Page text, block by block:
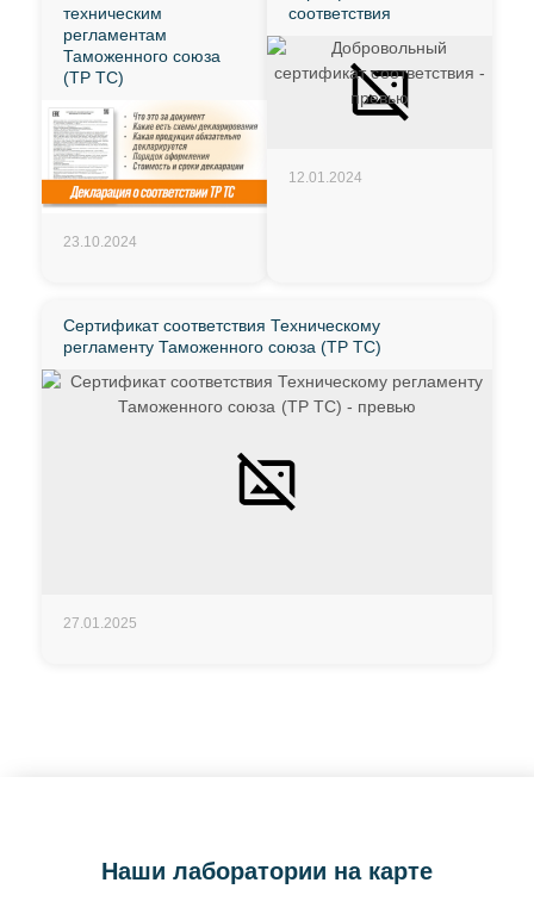
техническим
регламентам
Таможенного союза
(ТР ТС)
23.10.2024
соответствия
12.01.2024
Сертификат соответствия Техническому
регламенту Таможенного союза (ТР ТС)
27.01.2025
Наши лаборатории на карте